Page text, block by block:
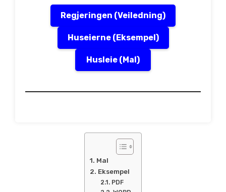
Regjeringen (Veiledning)
Huseierne (Eksempel)
Husleie (Mal)
Mal
Eksempel
PDF